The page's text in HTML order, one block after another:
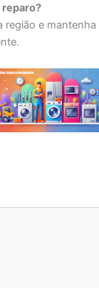
região e mantenha